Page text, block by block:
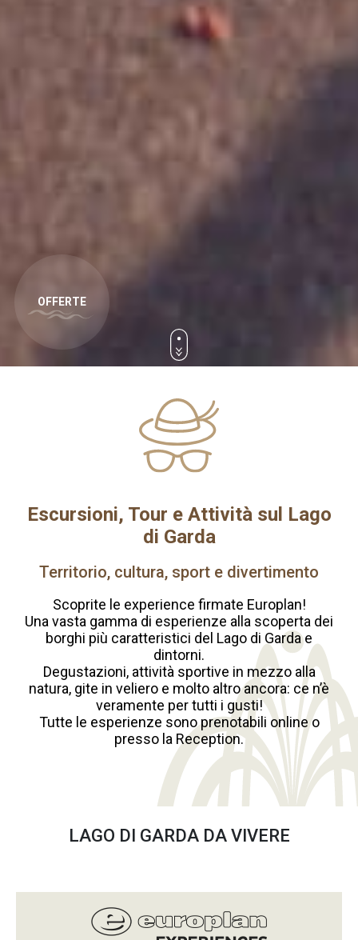
Escursioni, Tour e Attività sul Lago
di Garda
Territorio, cultura, sport e divertimento
Scoprite le experience firmate Europlan!
Una vasta gamma di esperienze alla scoperta dei
borghi più caratteristici del Lago di Garda e
dintorni.
Degustazioni, attività sportive in mezzo alla
natura, gite in veliero e molto altro ancora: ce n’è
veramente per tutti i gusti!
Tutte le esperienze sono prenotabili online o
presso la Reception.
LAGO DI GARDA DA VIVERE